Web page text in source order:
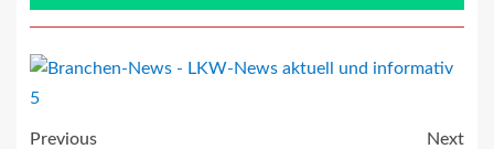
Previous
Next